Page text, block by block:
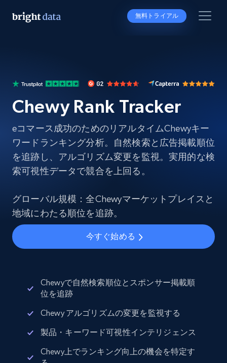
無料トライアル
Chewy Rank Tracker
eコマース成功のためのリアルタイムChewyキー
ワードランキング分析。自然検索と広告掲載順位
を追跡し、アルゴリズム変更を監視。実用的な検
索可視性データで競合を上回る。
グローバル規模：全Chewyマーケットプレイスと
地域にわたる順位を追跡。
今すぐ始める
Chewyで自然検索順位とスポンサー掲載順
位を追跡
Chewy アルゴリズムの変更を監視する
製品・キーワード可視性インテリジェンス
Chewy上でランキング向上の機会を特定す